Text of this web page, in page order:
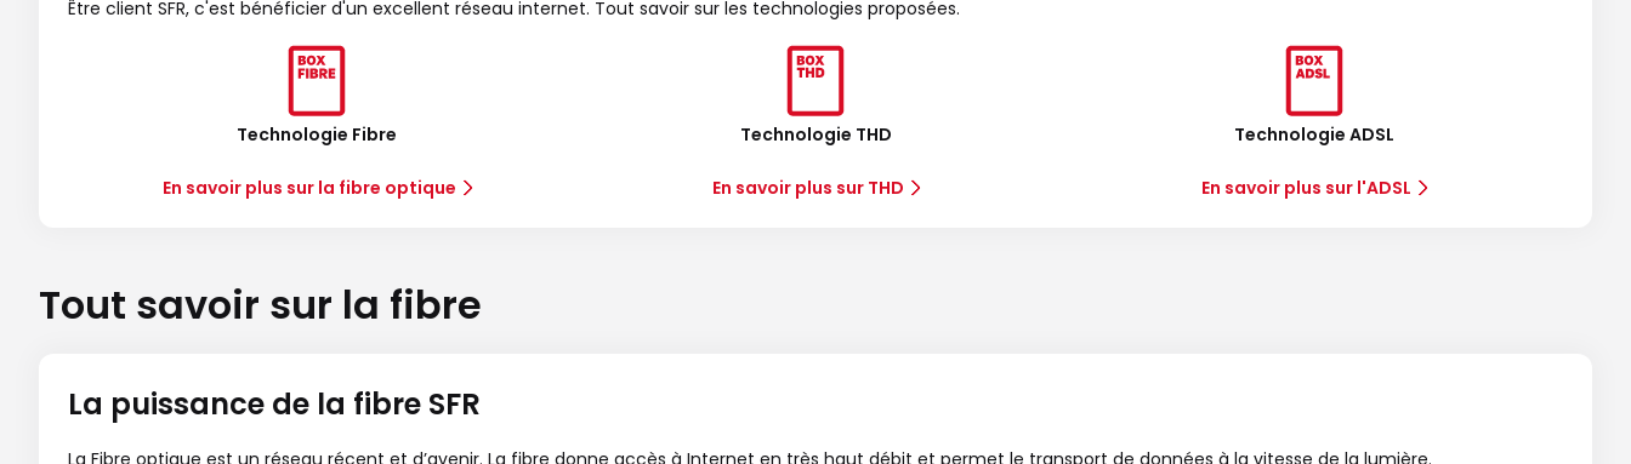
Être client SFR, c'est bénéficier d'un excellent réseau internet. Tout savoir sur les technologies proposées.
Technologie Fibre
En savoir plus sur la fibre optique
Technologie THD
En savoir plus sur THD
Technologie ADSL
En savoir plus sur l'ADSL
Tout savoir sur la fibre
La puissance de la fibre SFR
La Fibre optique est un réseau récent et d’avenir. La fibre donne accès à Internet en très haut débit et permet le transport de données à la vitesse de la lumière.